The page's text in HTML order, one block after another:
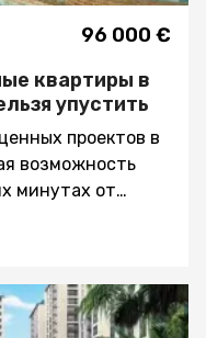
96 000 €
квартиры в
упустить
проектов в
возможность
минутах от
нужд и удобств -
все
и спокойную